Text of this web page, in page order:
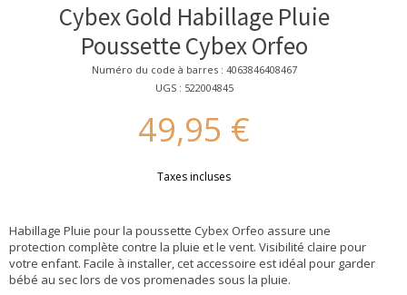
Cybex Gold Habillage Pluie
Poussette Cybex Orfeo
Numéro du code à barres : 4063846408467
UGS : 522004845
49,95 €
Taxes incluses
Habillage Pluie pour la poussette Cybex Orfeo assure une
protection complète contre la pluie et le vent. Visibilité claire pour
votre enfant. Facile à installer, cet accessoire est idéal pour garder
bébé au sec lors de vos promenades sous la pluie.